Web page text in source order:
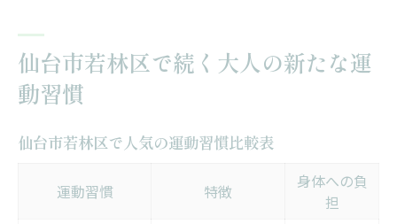
仙台市若林区で続く大人の新たな運
動習慣
仙台市若林区で人気の運動習慣比較表
運動習慣 特徴
身体への負
担